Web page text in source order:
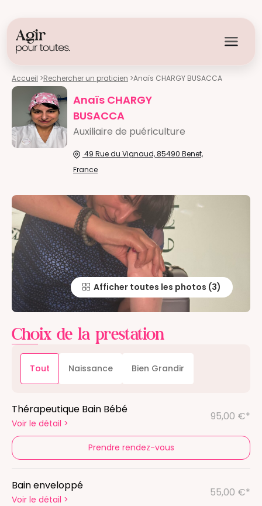
Accueil >Rechercher un praticien >Anaïs CHARGY BUSACCA
Anaïs CHARGY
BUSACCA
Auxiliaire de puériculture
49 Rue du Vignaud, 85490 Benet,
France
Afficher toutes les photos
Choix de la prestation
Tout Naissance Bien Grandir
Thérapeutique Bain Bébé
Voir le détail >
95,00 €*
Prendre rendez-vous
Bain enveloppé
Voir le détail >
55,00 €*